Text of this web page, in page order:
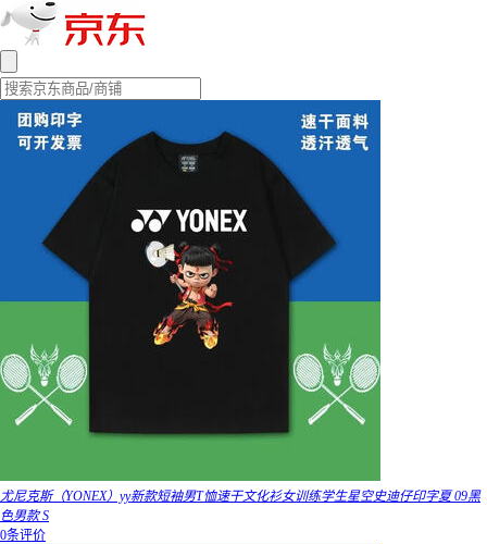
尤尼克斯（YONEX）yy新款短袖男T恤速干文化衫女训练学生星空史迪仔印字夏 09黑
色男款 S
0条评价